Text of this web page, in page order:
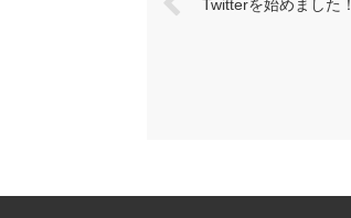
Twitterを始めました！